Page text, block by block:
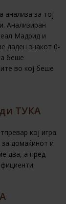
анализа за тој
Анализиран
Мадрид и
даден знакот 0-
беше
во кој беше
ТУКА
кој игра
домаќинот и
два, а пред